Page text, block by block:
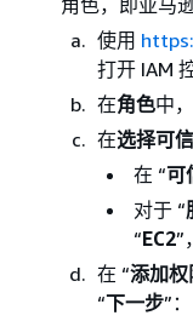
角色，即亚马逊
使用
打开 IAM
在角色中
在选择可
在 “可
对于 “
“EC2”
在 “添加权
“下一步”：